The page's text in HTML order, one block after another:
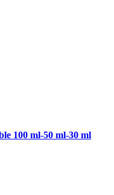
100 ml-50 ml-30 ml